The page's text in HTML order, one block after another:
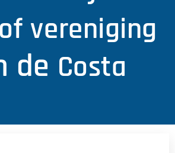
vereniging
de Costa